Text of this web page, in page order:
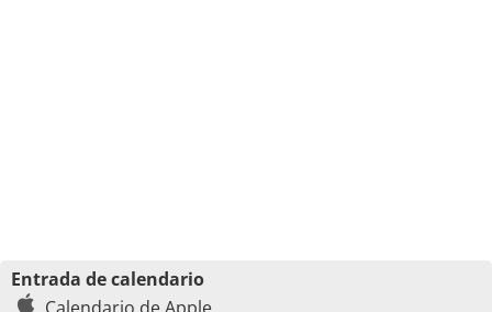
Entrada de calendario